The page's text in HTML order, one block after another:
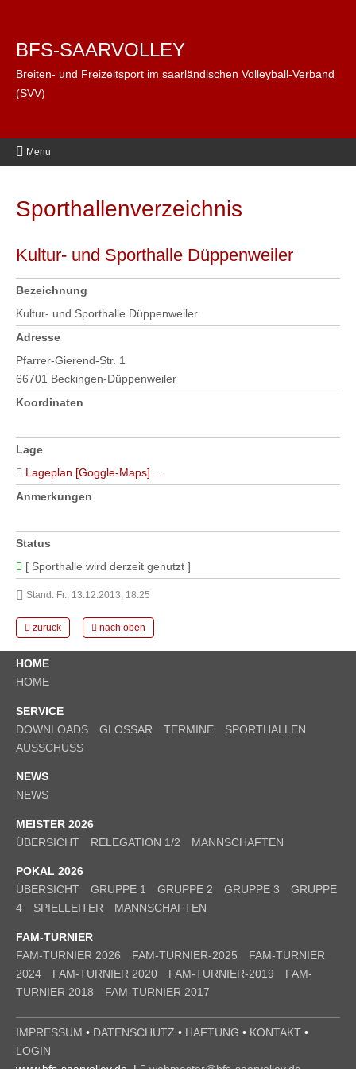
BFS-SAARVOLLEY
Breiten- und Freizeitsport im saarländischen Volleyball-Verband
(SVV)
Menu
Sporthallenverzeichnis
Kultur- und Sporthalle Düppenweiler
Bezeichnung
Kultur- und Sporthalle Düppenweiler
Adresse
Pfarrer-Gierend-Str. 1
66701 Beckingen-Düppenweiler
Koordinaten
Lage
Lageplan [Goggle-Maps] ...
Anmerkungen
Status
[ Sporthalle wird derzeit genutzt ]
Stand: Fr., 13.12.2013, 18:25
zurück nach oben
HOME
HOME
SERVICE
DOWNLOADS
GLOSSAR TERMINE
SPORTHALLEN
AUSSCHUSS
NEWS
NEWS
MEISTER 2026
ÜBERSICHT
RELEGATION 1/2 MANNSCHAFTEN
POKAL 2026
ÜBERSICHT
GRUPPE 1 GRUPPE 2 GRUPPE 3
GRUPPE
4
SPIELLEITER MANNSCHAFTEN
FAM-TURNIER
FAM-TURNIER 2026
FAM-TURNIER-2025
FAM-TURNIER
2024
FAM-TURNIER 2020 FAM-TURNIER-2019
FAM-
TURNIER 2018
FAM-TURNIER 2017
IMPRESSUM • DATENSCHUTZ • HAFTUNG • KONTAKT •
LOGIN